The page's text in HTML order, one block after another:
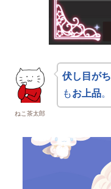
ねこ茶太郎
伏し目がち
もお上品。